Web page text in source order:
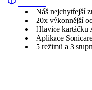
Náš nejchytřejší
20x výkonnější
Hlavice kartáčku
Aplikace
5 režimů a 3